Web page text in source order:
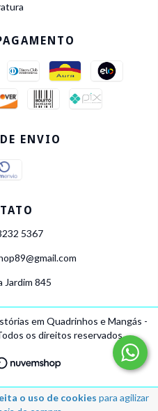
o uso de cookies para agilizar
ENVIO
5367
Jardim 845
em Quadrinhos e Mangás -
os direitos reservados.